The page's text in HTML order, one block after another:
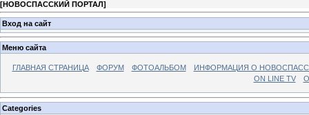
[НОВОСПАССКИЙ ПОРТАЛ]
Вход на сайт
Меню сайта
ГЛАВНАЯ СТРАНИЦА ФОРУМ ФОТОАЛЬБОМ
ИНФОРМАЦИЯ О
ON LINE TV
Categories